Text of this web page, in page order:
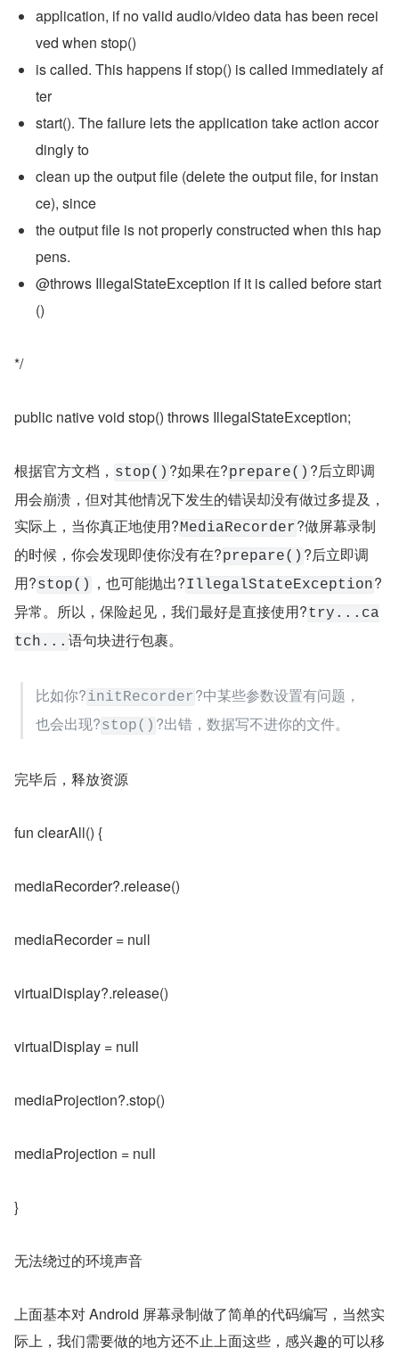
application, if no valid audio/video data has been recei
ved when stop()
is called. This happens if stop() is called immediately af
ter
start(). The failure lets the application take action accor
dingly to
clean up the output file (delete the output file, for instan
ce), since
the output file is not properly constructed when this hap
pens.
@throws IllegalStateException if it is called before start
()
*/
public native void stop() throws IllegalStateException;
根据官方文档， stop() ?如果在?prepare() ?后立即调
用会崩溃，但对其他情况下发生的错误却没有做过多提及，
实际上，当你真正地使用?MediaRecorder?做屏幕录制
的时候，你会发现即使你没有在?prepare() ?后立即调
用?stop() ，也可能抛出?IllegalStateException?
异常。所以，保险起见，我们最好是直接使用?try...ca
tch... 语句块进行包裹。
比如你?initRecorder ?中某些参数设置有问题，
也会出现?stop() ?出错，数据写不进你的文件。
完毕后，释放资源
fun clearAll() {
mediaRecorder?.release()
mediaRecorder = null
virtualDisplay?.release()
virtualDisplay = null
mediaProjection?.stop()
mediaProjection = null
}
无法绕过的环境声音
上面基本对 Android 屏幕录制做了简单的代码编写，当然实
际上，我们需要做的地方还不止上面这些，感兴趣的可以移